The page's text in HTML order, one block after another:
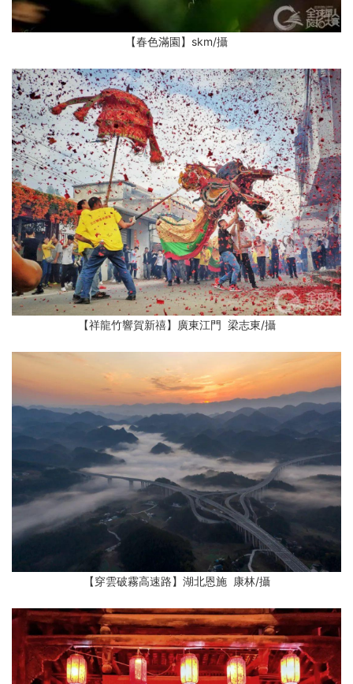
【春色滿園】skm/攝
【祥龍竹響賀新禧】廣東江門 梁志東/攝
【穿雲破霧高速路】湖北恩施 康林/攝